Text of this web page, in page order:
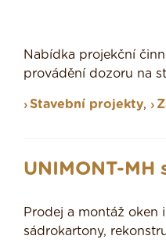
Nabídka projekční
provádění dozoru na
Stavební projekty,
UNIMONT-MH
Prodej a montáž oken
sádrokartony,